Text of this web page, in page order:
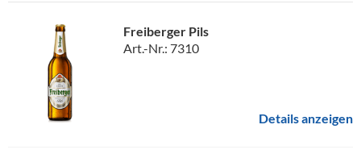
Freiberger Pils
Art.-Nr.: 7310
Details anzeigen